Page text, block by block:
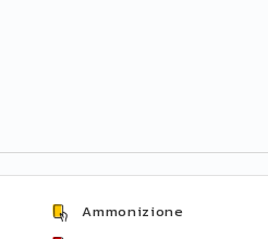
Ammonizione